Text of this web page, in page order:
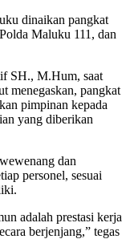
dinaikan pangkat
Maluku 111, dan
SH., M.Hum, saat
menegaskan, pangkat
pimpinan kepada
yang diberikan
dan
personel, sesuai
adalah prestasi kerja
berjenjang,” tegas